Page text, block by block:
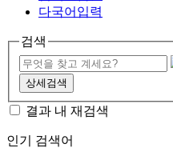
다국어입력
검색
상세검색
결과 내 재검색
인기 검색어